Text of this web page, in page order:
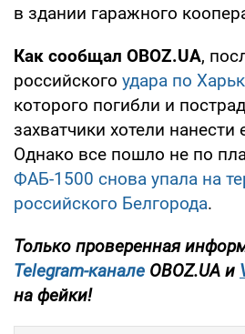
в здании гаражного
Как сообщал OBOZ.UA,
российского удара по
которого погибли и
захватчики хотели
Однако все пошло не по
ФАБ-1500 снова упала на
российского Белгорода.
Только проверенная
Telegram-канале OBOZ.UA и
на фейки!